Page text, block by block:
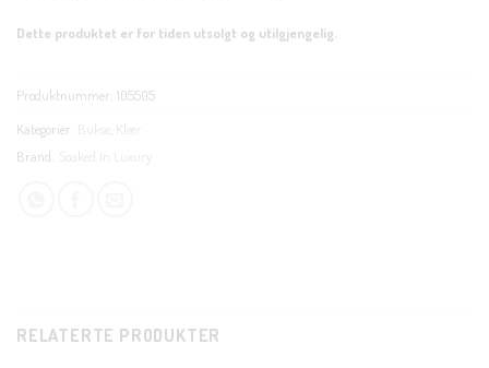
Dette produktet er for tiden utsolgt og utilgjengelig.
Produktnummer: 105505
Kategorier: Bukse Klær
Brand: Soaked In Luxury
RELATERTE PRODUKTER